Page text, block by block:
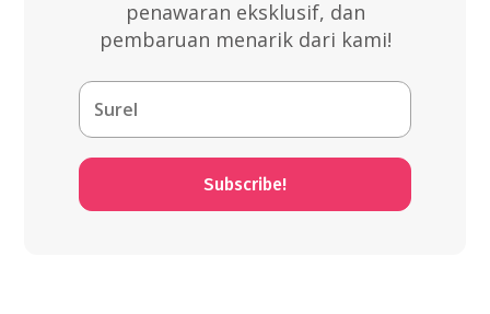
penawaran eksklusif, dan
pembaruan menarik dari kami!
Subscribe!